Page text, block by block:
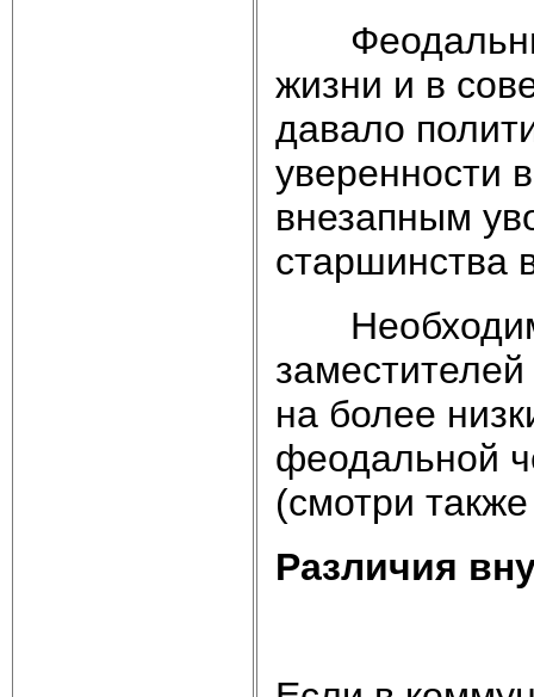
жизни и в
давало
уверенности
внезапным
старшинства
на более
феодальной
(смотри
Различия